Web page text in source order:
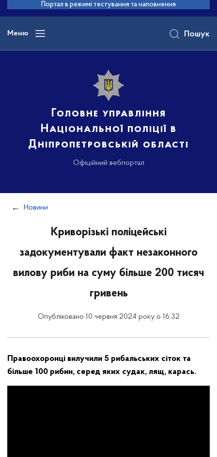
основного
вмісту
Портал в режимі тестування та наповнення
Меню
Головне управління
Національної поліції в
Дніпропетровській області
Офіційний вебпортал
Пошук
Новини
Криворізькі поліцейські
задокументували факт незаконного
вилову риби на суму більше 200 тисяч
гривень
Опубліковано 10 червня 2024 року о 16:32
Правоохоронці вилучили 5 рибальських сіток та
більше 100 рибин, серед яких судак, лящ, карась.